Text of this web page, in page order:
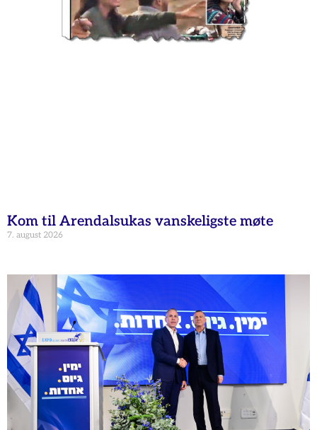
Kom til Arendalsukas vanskeligste møte
7. august 2026